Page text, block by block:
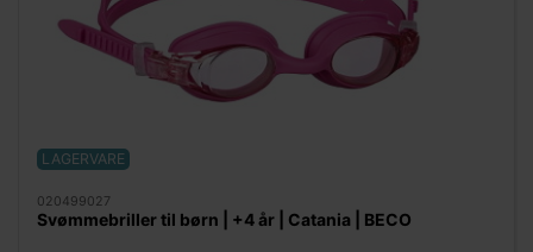
LAGERVARE
020499027
Svømmebriller til børn | +4 år | Catania | BECO